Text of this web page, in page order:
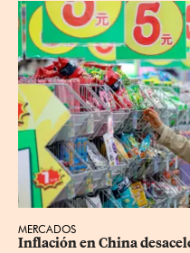
MERCADOS
Inflación en China